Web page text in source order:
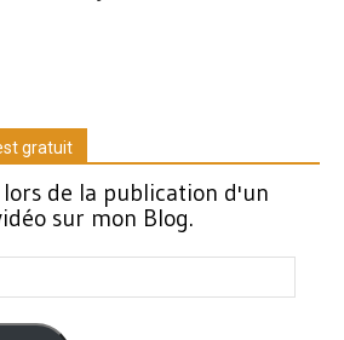
gratuit
de la publication d'un
sur mon Blog.